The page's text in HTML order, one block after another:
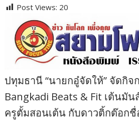
Post Views: 20
ปทุมธานี “นายกอู๋จัดให้” จัดกิจ
Bangkadi Beats & Fit เต้นมั
ครูตั้มสอนเต้น กับดาวติ้กต๊อกชื่